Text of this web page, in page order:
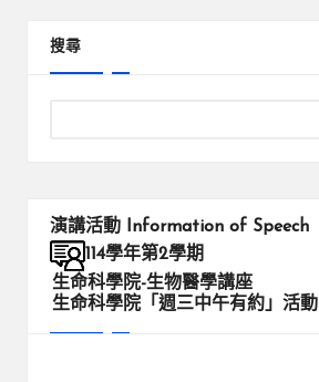
搜尋
演講活動 Information of Speech
114學年第2學期
生命科學院-生物醫學講座
生命科學院「週三中午有約」活動